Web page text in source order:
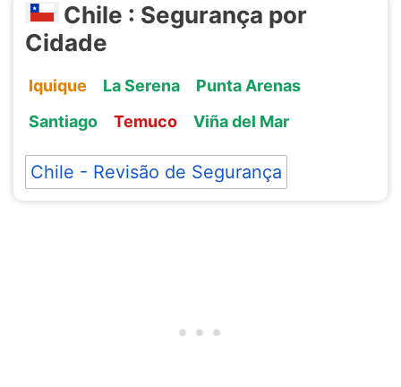
Chile : Segurança por
Cidade
Iquique La Serena
Punta Arenas
Santiago
Temuco Viña del Mar
Chile - Revisão de Segurança